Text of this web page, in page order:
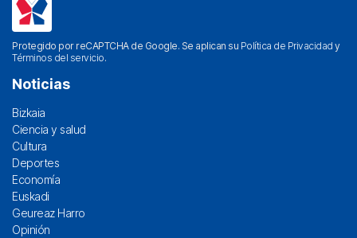
Protegido por reCAPTCHA de Google. Se aplican su Política de Privacidad y
Términos del servicio.
Noticias
Bizkaia
Ciencia y salud
Cultura
Deportes
Economía
Euskadi
Geureaz Harro
Opinión